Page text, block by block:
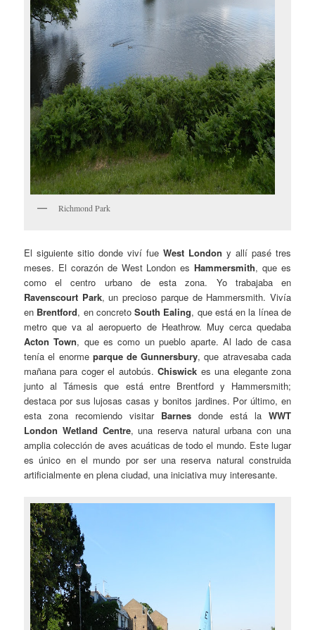
Richmond Park
El siguiente sitio donde viví fue West London y allí pasé tres
meses. El corazón de West London esHammersmith, que es
como el centro urbano de esta zona. Yo trabajaba en
Ravenscourt Park, un precioso parque de Hammersmith. Vivía
en Brentford, en concretoSouth Ealing, que está en la línea de
metro que va al aeropuerto de Heathrow. Muy cerca quedaba
Acton Town, que es como un pueblo aparte. Al lado de casa
tenía el enorme parque de Gunnersbury, que atravesaba cada
mañana para coger el autobús.Chiswick es una elegante zona
junto al Támesis que está entre Brentford y Hammersmith;
destaca por sus lujosas casas y bonitos jardines. Por último, en
esta zona recomiendo visitar Barnes donde está la WWT
London Wetland Centre, una reserva natural urbana con una
amplia colección de aves acuáticas de todo el mundo. Este lugar
es único en el mundo por ser una reserva natural construida
artificialmente en plena ciudad, una iniciativa muy interesante.